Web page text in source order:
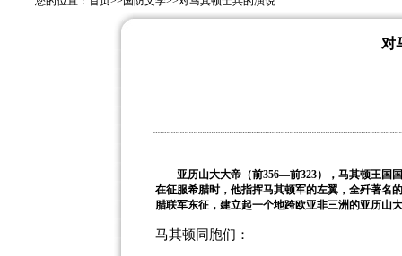
对
亚历山大大帝（前356—前323），马其顿王国
在征服希腊时，他指挥马其顿军的左翼，全歼著名
腊联军东征，建立起一个地跨欧亚非三洲的亚历山
马其顿同胞们：